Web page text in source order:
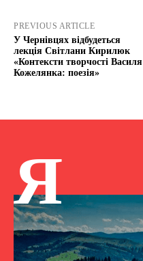
PREVIOUS ARTICLE
У Чернівцях відбудеться
лекція Світлани Кирилюк
«Контексти творчості Василя
Кожелянка: поезія»
Я